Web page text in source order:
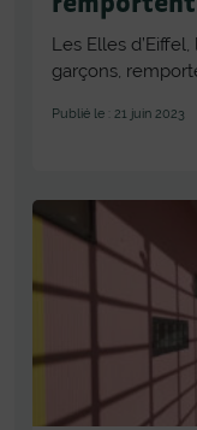
Les Elles
garçons,
Publié le : 21 juin 2023